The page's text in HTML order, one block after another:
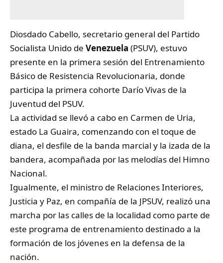
Diosdado Cabello, secretario general del Partido
Socialista Unido de Venezuela (PSUV), estuvo
presente en la primera sesión del Entrenamiento
Básico de Resistencia Revolucionaria, donde
participa la primera cohorte Darío Vivas de la
Juventud del PSUV.
La actividad se llevó a cabo en Carmen de Uria,
estado La Guaira, comenzando con el toque de
diana, el desfile de la banda marcial y la izada de la
bandera, acompañada por las melodías del Himno
Nacional.
Igualmente, el ministro de Relaciones Interiores,
Justicia y Paz, en compañía de la JPSUV, realizó una
marcha por las calles de la localidad como parte de
este programa de entrenamiento destinado a la
formación de los jóvenes en la defensa de la
nación.